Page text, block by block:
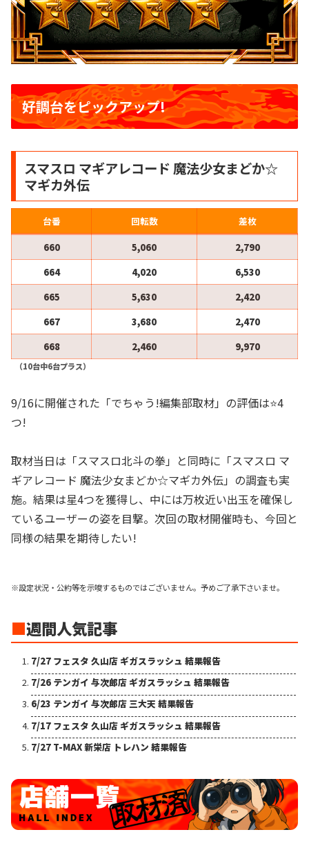
好調台をピックアップ!
スマスロ マギアレコード 魔法少女まどか☆
マギカ外伝
台番 回転数
差枚
660
5,060
2,790
664
4,020
6,530
665
5,630
2,420
667
3,680
2,470
668
2,460 9,970
（10台中6台プラス）
9/16に開催された「でちゃう!編集部取材」の評価は⭐️4
つ!
取材当日は「スマスロ北斗の拳」と同時に「スマスロ マ
ギアレコード 魔法少女まどか☆マギカ外伝」の調査も実
施。結果は星4つを獲得し、中には万枚近い出玉を確保し
ているユーザーの姿を目撃。次回の取材開催時も、今回と
同様の結果を期待したい!
※設定状況・公約等を示唆するものではございません。予めご了承下さいませ。
■週間人気記事
7/27 フェスタ 久山店 ギガスラッシュ 結果報告
7/26 テンガイ 与次郎店 ギガスラッシュ 結果報告
6/23 テンガイ 与次郎店 三大天 結果報告
7/17 フェスタ 久山店 ギガスラッシュ 結果報告
7/27 T-MAX 新栄店 トレハン 結果報告